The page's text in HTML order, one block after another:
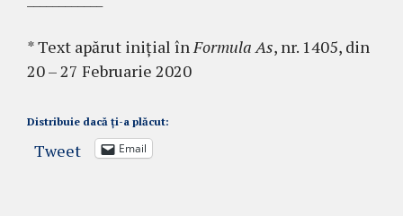
* Text apărut inițial înFormula As, nr. 1405, din
20 – 27 Februarie 2020
Distribuie dacă ți-a plăcut:
Tweet Email